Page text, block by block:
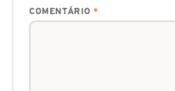
COMENTÁRIO *